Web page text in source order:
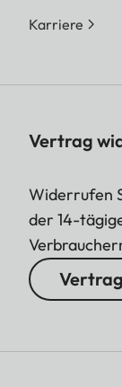
Karriere
Vertrag
Widerrufen
der 14-